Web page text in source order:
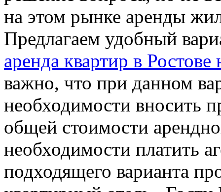
на этом рынке аренды
Предлагаем удобный
аренда квартир в
важно, что при данном
необходимости вносить
общей стоимости
необходимости платить
подходящего варианта